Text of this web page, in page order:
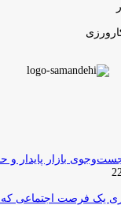
بازار پایدار و
یک فرصت اجتماعی که